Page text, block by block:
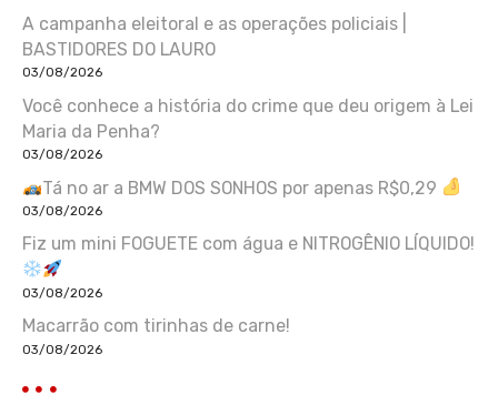
A campanha eleitoral e as operações policiais |
BASTIDORES DO LAURO
03/08/2026
Você conhece a história do crime que deu origem à Lei
Maria da Penha?
03/08/2026
Tá no ar a BMW DOS SONHOS por apenas R$0,29
03/08/2026
Fiz um mini FOGUETE com água e NITROGÊNIO LÍQUIDO!
03/08/2026
Macarrão com tirinhas de carne!
03/08/2026